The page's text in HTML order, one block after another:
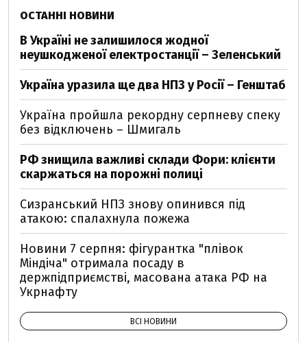
ОСТАННІ НОВИНИ
В Україні не залишилося жодної
неушкодженої електростанції – Зеленський
Україна уразила ще два НПЗ у Росії – Генштаб
Україна пройшла рекордну серпневу спеку
без відключень – Шмигаль
РФ знищила важливі склади Фори: клієнти
скаржаться на порожні полиці
Сизранський НПЗ знову опинився під
атакою: спалахнула пожежа
Новини 7 серпня: фігурантка "плівок
Міндіча" отримала посаду в
держпідприємстві, масована атака РФ на
Укрнафту
ВСІ НОВИНИ